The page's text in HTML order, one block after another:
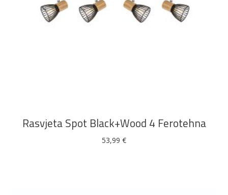
Rasvjeta Spot Black+Wood 4 Ferotehna
53,99 €